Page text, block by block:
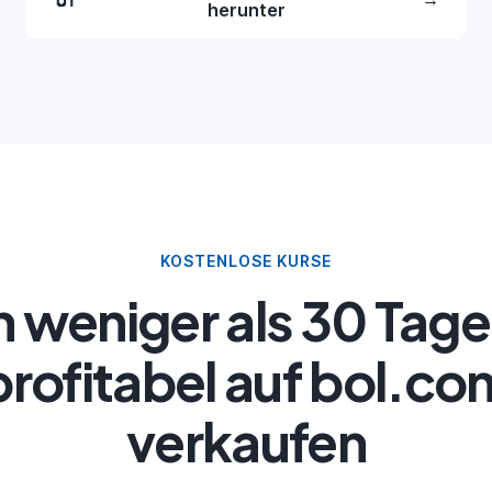
herunter
KOSTENLOSE KURSE
weniger als 30
auf
verkaufen